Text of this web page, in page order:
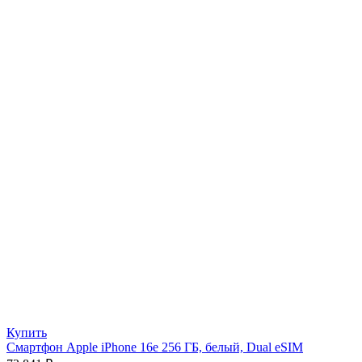
Купить
Смартфон Apple iPhone 16e 256 ГБ, белый, Dual eSIM